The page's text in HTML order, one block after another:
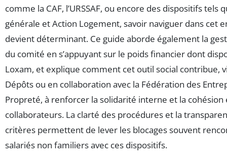
comme la CAF, l’URSSAF, ou encore des dispositifs tels
générale et Action Logement, savoir naviguer dans cet
devient déterminant. Ce guide aborde également la
du comité en s’appuyant sur le poids financier dont
Loxam, et explique comment cet outil social contribue,
Dépôts ou en collaboration avec la Fédération des
Propreté, à renforcer la solidarité interne et la cohésion
collaborateurs. La clarté des procédures et la
critères permettent de lever les blocages souvent
salariés non familiers avec ces dispositifs.